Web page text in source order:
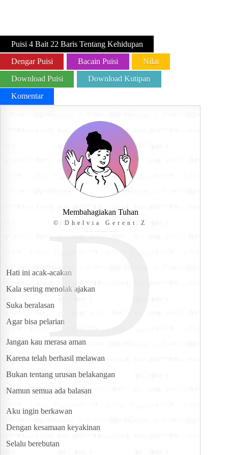
Puisi 4 Bait 22 Baris Tentang Kehidupan
Dengar Puisi Bacain Puisi Nilai
Download Puisi Download Kutipan
Komentar
D
Membahagiakan Tuhan
© Dhelvia Gerent Z
Hati ini acak-acakan
Kala sering menolak ajakan
Suka beralasan
Agar bisa pelarian
Jangan kau merasa aman
Karena telah berhasil melawan
Bukan tentang urusan belakangan
Namun semua ada balasan
Aku ingin berkawan
Dengan kesamaan keyakinan
Selalu berebutan